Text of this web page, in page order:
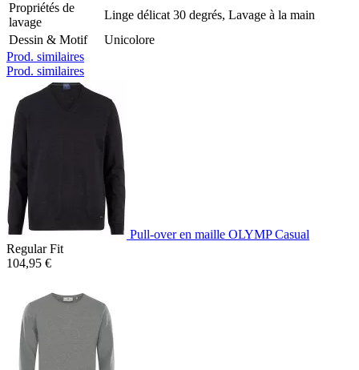
Propriétés de
lavage
Linge délicat 30 degrés, Lavage à la main
Dessin & Motif
Unicolore
Prod. similaires
Prod. similaires
Pull-over en maille OLYMP Casual
Regular Fit
104,95 €